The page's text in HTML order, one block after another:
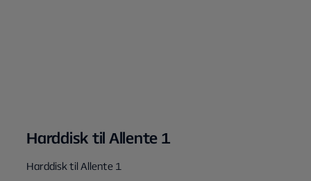
Harddisk til Allente 1
Harddisk til Allente 1